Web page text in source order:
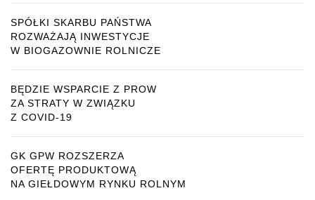
SPÓŁKI SKARBU PAŃSTWA
ROZWAŻAJĄ INWESTYCJE
W BIOGAZOWNIE ROLNICZE
BĘDZIE WSPARCIE Z PROW
ZA STRATY W ZWIĄZKU
Z COVID-19
GK GPW ROZSZERZA
OFERTĘ PRODUKTOWĄ
NA GIEŁDOWYM RYNKU ROLNYM